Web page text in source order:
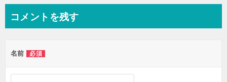
ビ
ー
シ
コメントを残す
名前 必須